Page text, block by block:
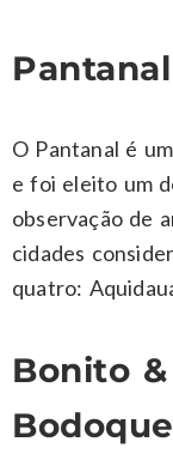
Pantanal
O Pantanal é
e foi eleito um
observação de
cidades
quatro:
Bonito